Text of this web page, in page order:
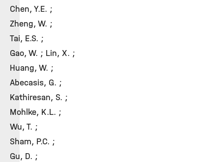
Chen, Y.E. ;
Zheng, W. ;
Tai, E.S. ;
Gao, W. ; Lin, X. ;
Huang, W. ;
Abecasis, G. ;
Kathiresan, S. ;
Mohlke, K.L. ;
Wu, T. ;
Sham, P.C. ;
Gu, D. ;